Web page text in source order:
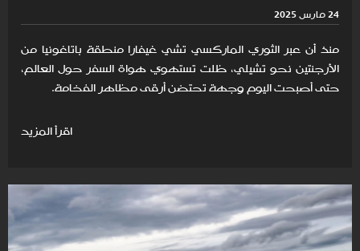
24 مارس 2025
منذ أن عبر الثوري الماركسي تشي غيفارا منطقة باتاغونيا من
الأرجنتين نحو تشيلي، ظلت تستهوي هواة السفر حول العالم،
حتى أصبحت اليوم وجهة تحتضن أرقى مظاهر الفخامة.
اقرأ المزيد